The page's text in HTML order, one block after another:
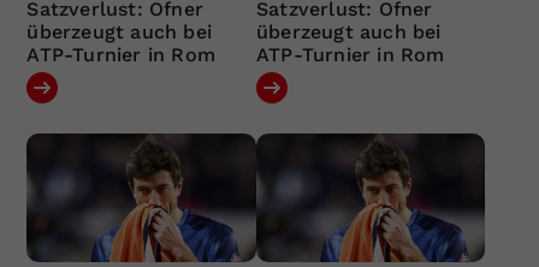
Satzverlust: Ofner
überzeugt auch bei
ATP-Turnier in Rom
Satzverlust: Ofner
überzeugt auch bei
ATP-Turnier in Rom